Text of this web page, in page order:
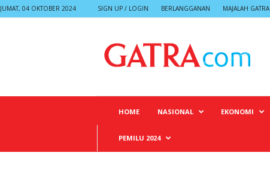
JUMAT, 04 OKTOBER 2024 SIGN UP / LOGIN BERLANGGANAN MAJALAH GATRA
HOME NASIONAL EKONOMI
PEMILU 2024